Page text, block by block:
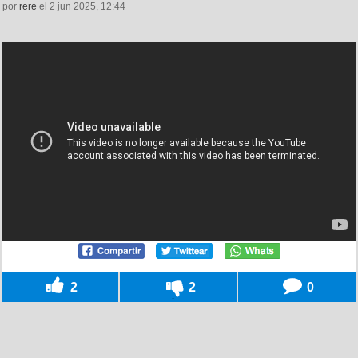
por rere el 2 jun 2025, 12:44
2 2 0